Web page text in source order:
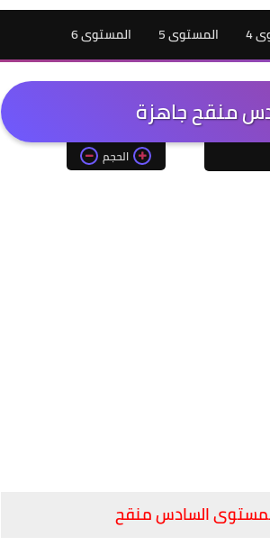
4 المستوى 5 المستوى 6
منقح جاهزة
الحجم
المستوى السادس منقح